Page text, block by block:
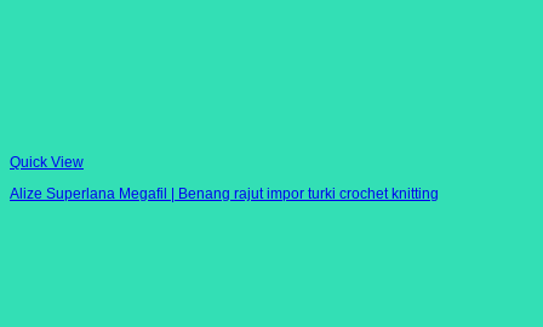
Quick View
Alize Superlana Megafil | Benang rajut impor turki crochet knitting